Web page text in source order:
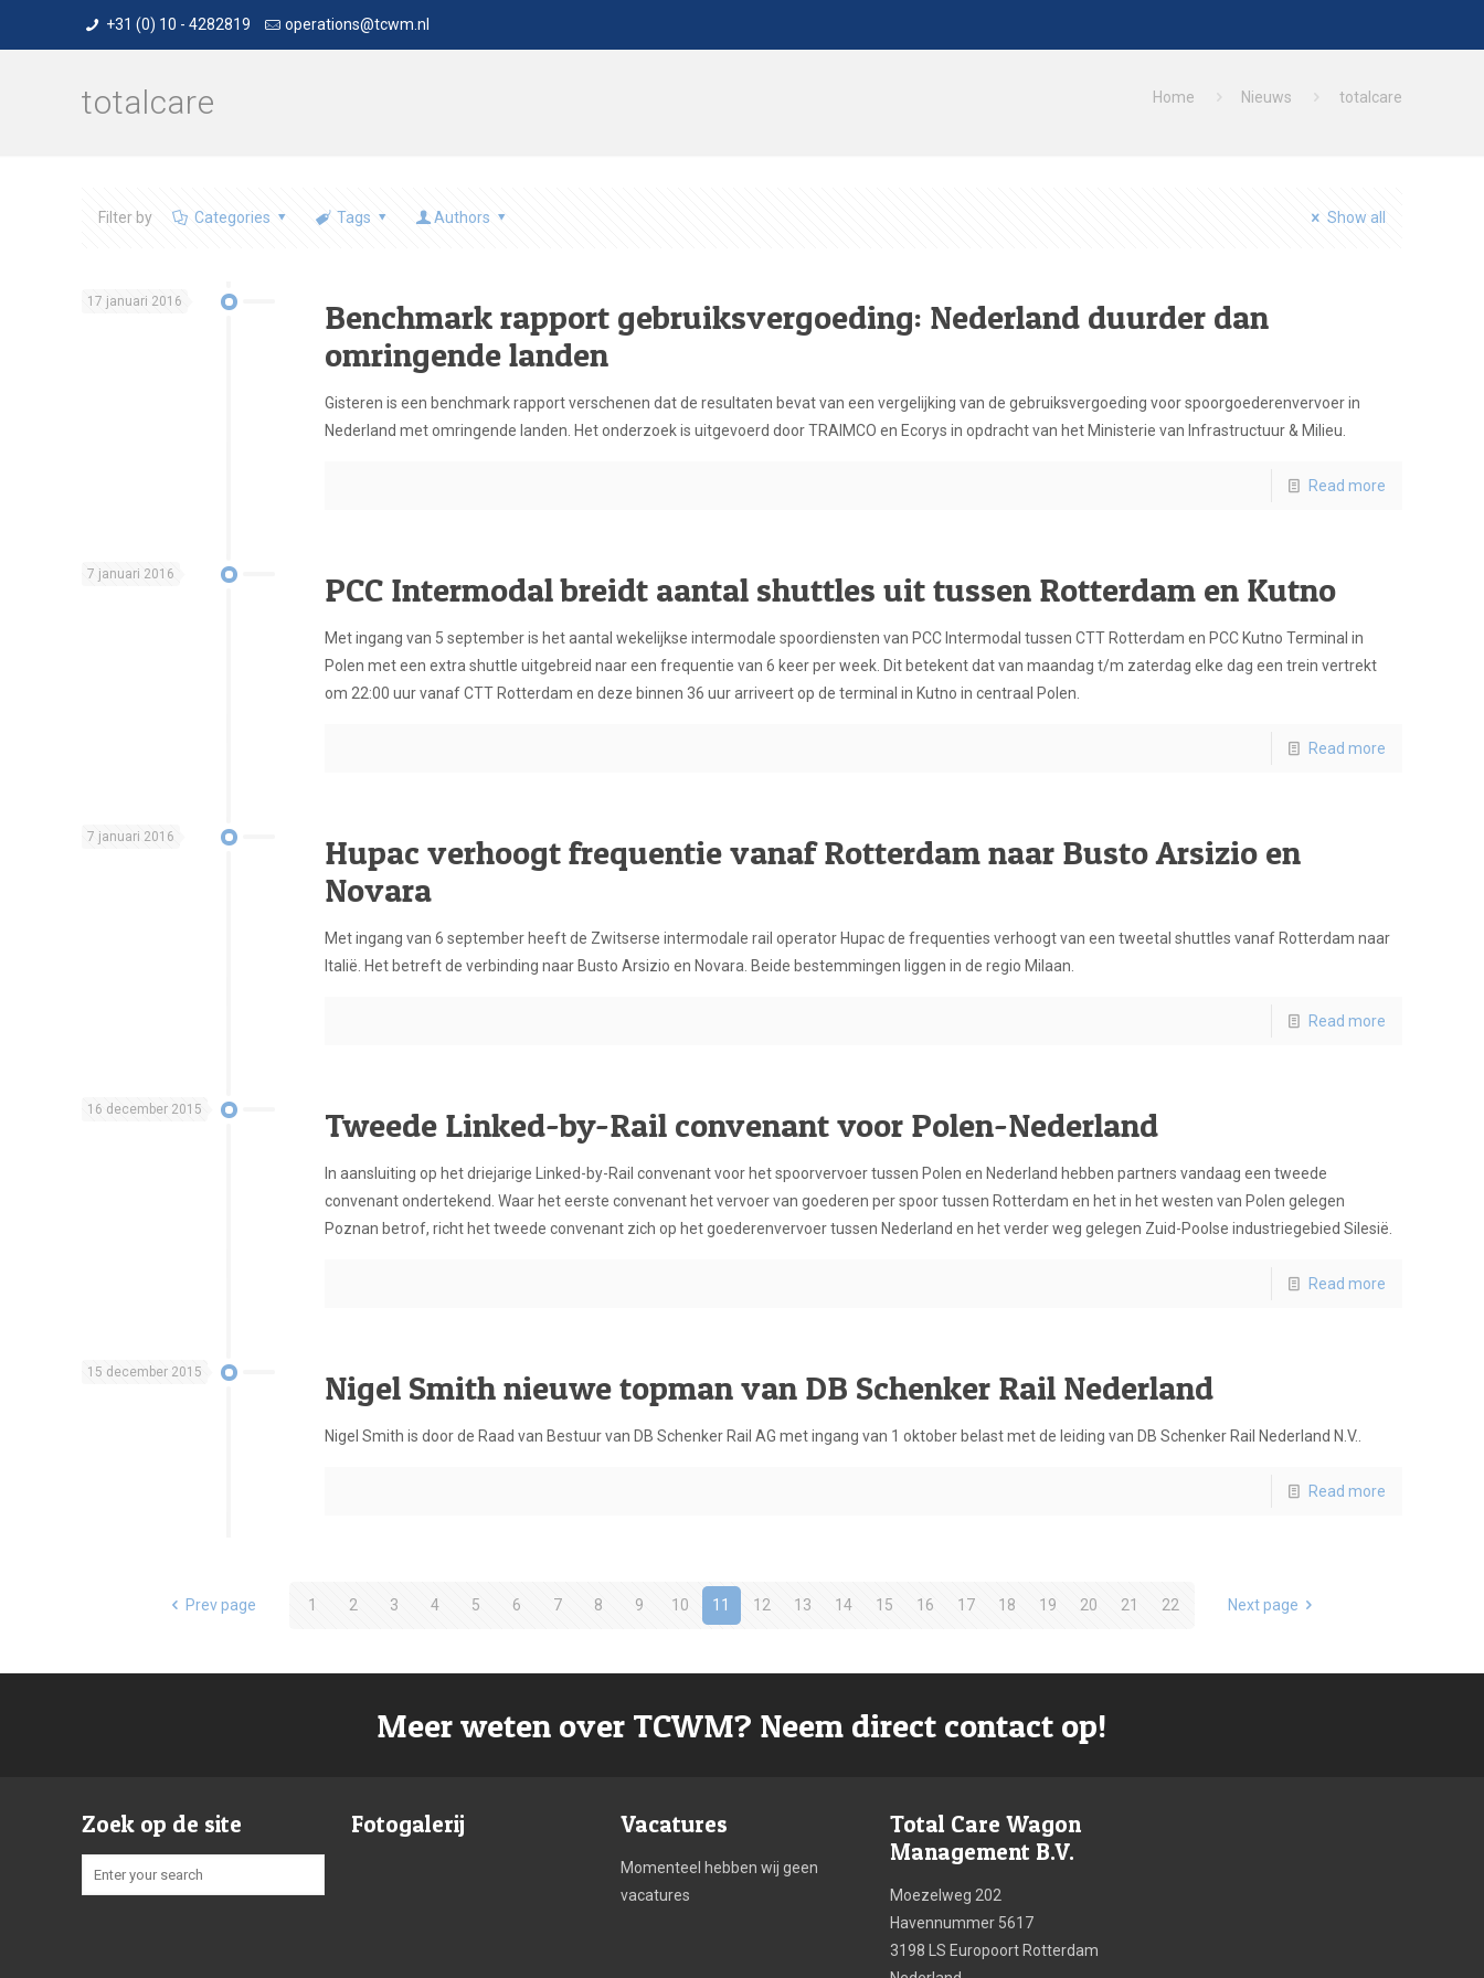
+31 (0) 10 - 4282819 operations@tcwm.nl
totalcare Home Nieuws totalcare
Filter by Categories Tags Authors Show all
17 januari 2016
Benchmark rapport gebruiksvergoeding: Nederland duurder dan
omringende landen
Gisteren is een benchmark rapport verschenen dat de resultaten bevat van een vergelijking van de gebruiksvergoeding voor spoorgoederenvervoer in
Nederland met omringende landen. Het onderzoek is uitgevoerd door TRAIMCO en Ecorys in opdracht van het Ministerie van Infrastructuur & Milieu.
Read more
7 januari 2016 PCC Intermodal breidt aantal shuttles uit tussen Rotterdam en Kutno
Met ingang van 5 september is het aantal wekelijkse intermodale spoordiensten van PCC Intermodal tussen CTT Rotterdam en PCC Kutno Terminal in
Polen met een extra shuttle uitgebreid naar een frequentie van 6 keer per week. Dit betekent dat van maandag t/m zaterdag elke dag een trein vertrekt
om 22:00 uur vanaf CTT Rotterdam en deze binnen 36 uur arriveert op de terminal in Kutno in centraal Polen.
Read more
7 januari 2016
Hupac verhoogt frequentie vanaf Rotterdam naar Busto Arsizio en
Novara
Met ingang van 6 september heeft de Zwitserse intermodale rail operator Hupac de frequenties verhoogt van een tweetal shuttles vanaf Rotterdam naar
Italië. Het betreft de verbinding naar Busto Arsizio en Novara. Beide bestemmingen liggen in de regio Milaan.
Read more
16 december 2015 Tweede Linked-by-Rail convenant voor Polen-Nederland
In aansluiting op het driejarige Linked-by-Rail convenant voor het spoorvervoer tussen Polen en Nederland hebben partners vandaag een tweede
convenant ondertekend. Waar het eerste convenant het vervoer van goederen per spoor tussen Rotterdam en het in het westen van Polen gelegen
Poznan betrof, richt het tweede convenant zich op het goederenvervoer tussen Nederland en het verder weg gelegen Zuid-Poolse industriegebied Silesië.
Read more
15 december 2015 Nigel Smith nieuwe topman van DB Schenker Rail Nederland
Nigel Smith is door de Raad van Bestuur van DB Schenker Rail AG met ingang van 1 oktober belast met de leiding van DB Schenker Rail Nederland N.V..
Read more
Prev page 1 2 3 4 5 6 7 8 9 10 11 12 13 14 15 16 17 18 19 20 21 22 Next page
Meer weten over TCWM? Neem direct contact op!
Zoek op de site Fotogalerij Vacatures
Momenteel hebben wij geen
vacatures
Total Care Wagon
Management B.V.
Moezelweg 202
Havennummer 5617
3198 LS Europoort Rotterdam